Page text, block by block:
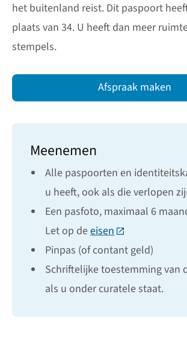
het buitenland reist. Dit paspoort
plaats van 34. U heeft dan meer
stempels.
Afspraak maken
Meenemen
Alle paspoorten en
u heeft, ook als die verlopen
Een pasfoto, maximaal 6
Let op deeisen(Deze link gaat
Pinpas (of contant geld)
Schriftelijke toestemming van
als u onder curatele staat.